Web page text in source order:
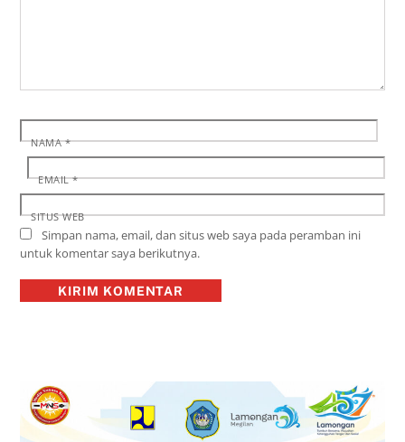
NAMA*
EMAIL*
SITUS WEB
Simpan nama, email, dan situs web saya pada peramban ini
untuk komentar saya berikutnya.